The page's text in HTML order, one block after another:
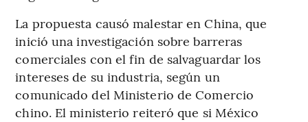
La propuesta causó malestar en China, que
inició una investigación sobre barreras
comerciales con el fin de salvaguardar los
intereses de su industria, según un
comunicado del Ministerio de Comercio
chino. El ministerio reiteró que si México